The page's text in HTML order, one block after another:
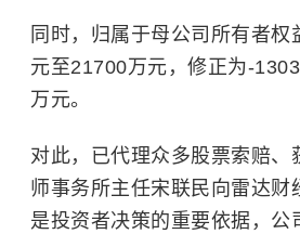
同时，归属于母公司所有者权
元至21700万元，修正为-
万元。
对此，已代理众多股票索赔、
师事务所主任宋联民向雷达财
是投资者决策的重要依据，公